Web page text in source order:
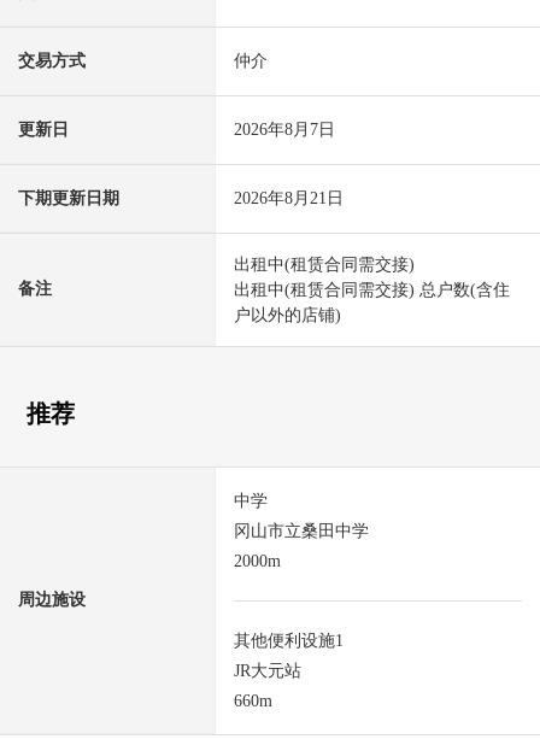
交易方式 仲介
更新日 2026年8月7日
下期更新日期 2026年8月21日
备注
出租中(租赁合同需交接)
出租中(租赁合同需交接) 总户数(含住
户以外的店铺)
推荐
周边施设
中学
冈山市立桑田中学
2000m
其他便利设施1
JR大元站
660m